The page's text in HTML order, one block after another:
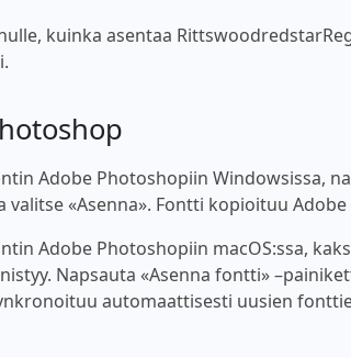
kuinka asentaa
Adobe Photoshopiin Windowsissa,
valitse «Asenna». Fontti kopioituu
Adobe Photoshopiin macOS:ssa,
Napsauta «Asenna fontti»
automaattisesti uusien